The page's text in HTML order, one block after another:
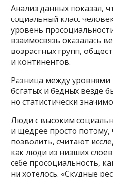
Анализ данных показал,
социальный класс
уровень
взаимосвязь оказалась
возрастных групп,
и континентов.
Разница между уровнями
богатых и бедных везде
но статистически
Люди с высоким
и щедрее просто потому,
позволить, считают
как люди из низших
себе просоциальность,
ни хотелось. «Скудные